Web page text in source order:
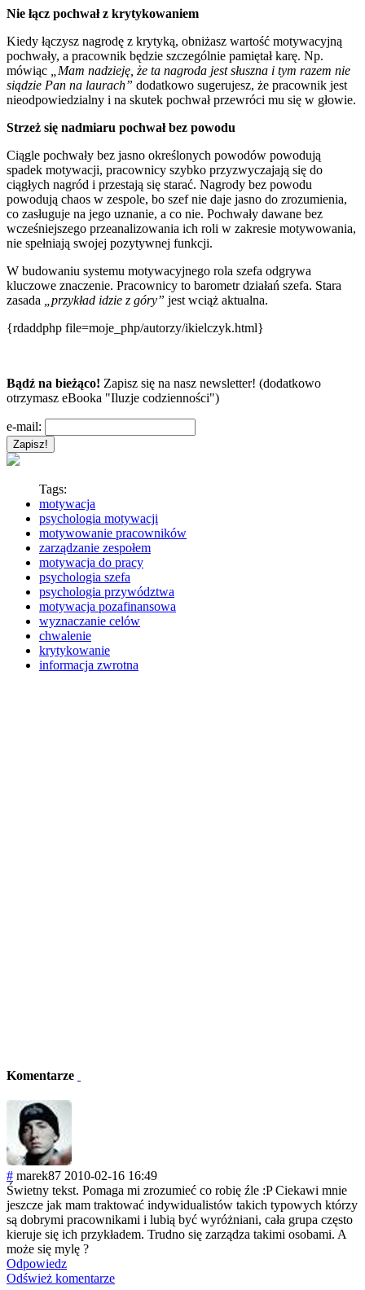
Nie łącz pochwał z krytykowaniem
Kiedy łączysz nagrodę z krytyką, obniżasz wartość motywacyjną
pochwały, a pracownik będzie szczególnie pamiętał karę. Np.
mówiąc „Mam nadzieję, że ta nagroda jest słuszna i tym razem nie
siądzie Pan na laurach” dodatkowo sugerujesz, że pracownik jest
nieodpowiedzialny i na skutek pochwał przewróci mu się w głowie.
Strzeż się nadmiaru pochwał bez powodu
Ciągle pochwały bez jasno określonych powodów powodują
spadek motywacji, pracownicy szybko przyzwyczajają się do
ciągłych nagród i przestają się starać. Nagrody bez powodu
powodują chaos w zespole, bo szef nie daje jasno do zrozumienia,
co zasługuje na jego uznanie, a co nie. Pochwały dawane bez
wcześniejszego przeanalizowania ich roli w zakresie motywowania,
nie spełniają swojej pozytywnej funkcji.
W budowaniu systemu motywacyjnego rola szefa odgrywa
kluczowe znaczenie. Pracownicy to barometr działań szefa. Stara
zasada „przykład idzie z góry” jest wciąż aktualna.
{rdaddphp file=moje_php/autorzy/ikielczyk.html}
Bądź na bieżąco! Zapisz się na nasz newsletter! (dodatkowo
otrzymasz eBooka "Iluzje codzienności")
e-mail:
Tags:
motywacja
psychologia motywacji
motywowanie pracowników
zarządzanie zespołem
motywacja do pracy
psychologia szefa
psychologia przywództwa
motywacja pozafinansowa
wyznaczanie celów
chwalenie
krytykowanie
informacja zwrotna
Komentarze
# marek87 2010-02-16 16:49
Świetny tekst. Pomaga mi zrozumieć co robię źle :P Ciekawi mnie
jeszcze jak mam traktować indywidualistów takich typowych którzy
są dobrymi pracownikami i lubią być wyróżniani, cała grupa często
kieruje się ich przykładem. Trudno się zarządza takimi osobami. A
może się mylę ?
Odpowiedz
Odśwież komentarze